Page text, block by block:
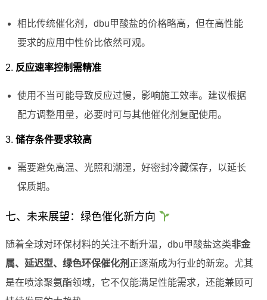
相比传统催化剂，dbu甲酸盐的价格略高，但在高性能
要求的应用中性价比依然可观。
2. 反应速率控制需精准
使用不当可能导致反应过慢，影响施工效率。建议根据
配方调整用量，必要时可与其他催化剂复配使用。
3. 储存条件要求较高
需要避免高温、光照和潮湿，好密封冷藏保存，以延长
保质期。
七、未来展望：绿色催化新方向
随着全球对环保材料的关注不断升温，dbu甲酸盐这类非金
属、延迟型、绿色环保催化剂 正逐渐成为行业的新宠。尤其
是在喷涂聚氨酯领域，它不仅能满足性能需求，还能兼顾可